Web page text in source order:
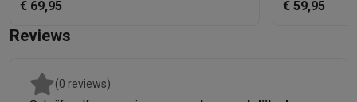
€ 69,95 € 59,95
Reviews
(0 reviews)